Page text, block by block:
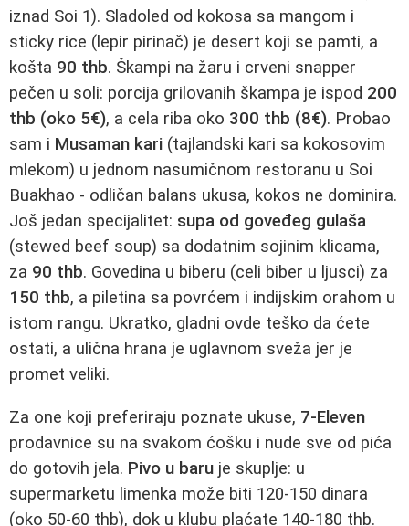
iznad Soi 1). Sladoled od kokosa sa mangom i
sticky rice (lepir pirinač) je desert koji se pamti, a
košta 90 thb. Škampi na žaru i crveni snapper
pečen u soli: porcija grilovanih škampa je ispod 200
thb (oko 5€), a cela riba oko 300 thb (8€). Probao
sam i Musaman kari (tajlandski kari sa kokosovim
mlekom) u jednom nasumičnom restoranu u Soi
Buakhao - odličan balans ukusa, kokos ne dominira.
Još jedan specijalitet: supa od goveđeg gulaša
(stewed beef soup) sa dodatnim sojinim klicama,
za 90 thb. Govedina u biberu (celi biber u ljusci) za
150 thb, a piletina sa povrćem i indijskim orahom u
istom rangu. Ukratko, gladni ovde teško da ćete
ostati, a ulična hrana je uglavnom sveža jer je
promet veliki.
Za one koji preferiraju poznate ukuse, 7-Eleven
prodavnice su na svakom ćošku i nude sve od pića
do gotovih jela. Pivo u baru je skuplje: u
supermarketu limenka može biti 120-150 dinara
(oko 50-60 thb), dok u klubu plaćate 140-180 thb.